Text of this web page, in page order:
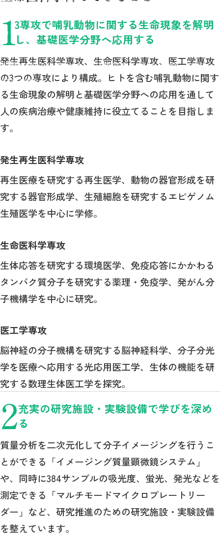
のか
生体信号から心と体を読み解くデータ科学
細胞の死のメカニズムを探究し、がん治療への応
用を目指す
13専攻で哺乳動物に関する生命現象を解明
し、基礎医学分野へ応用する
発生再生医科学専攻、生命医科学専攻、医工学専攻
の3つの専攻により構成。ヒトを含む哺乳動物に関す
る生命現象の解明と基礎医学分野への応用を通して
人の疾病治療や健康維持に役立てることを目指しま
す。
発生再生医科学専攻
再生医療を研究する再生医学、動物の器官形成を研
究する器官形成学、生殖細胞を研究するエピゲノム
生殖医学を中心に学修。
生命医科学専攻
生体応答を研究する環境医学、免疫応答にかかわる
タンバク質分子を研究する薬理・免疫学、発がん分
子機構学を中心に研究。
医工学専攻
脳神経の分子機構を研究する脳神経科学、分子分光
学を医療へ応用する光応用医工学、生体の機能を研
究する数理生体医工学を探究。
2充実の研究施設・実験設備で学びを深め
る
質量分析を二次元化して分子イメージングを行うこ
とができる「イメージング質量顕微鏡システム」
や、同時に384サンプルの吸光度、蛍光、発光などを
測定できる「マルチモードマイクロプレートリー
ダー」など、研究推進のための研究施設・実験設備
を整えています。